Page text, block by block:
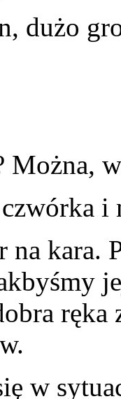
dużo
i
kara.
ręka
w